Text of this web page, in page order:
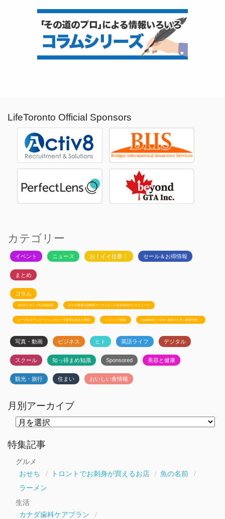
LifeToronto Official Sponsors
カテゴリー
イベント ニュース お！イイ仕事！ セール＆お得情報
まとめ
コラム
JSSのトロント生活相談室 カナダ政府公認移民コンサルタント白石有紀のビザニュース
メープルエデュケーションのカナダ留学お役立ち情報 トロント不動産 Ayudanteの「GA4: 基本から学ぶ最新分析」
写真・動画 ビジネス ヒト 英語ライフ デジタル
スクール 知っ得まめ知識 Sponsored 美容と健康
観光・旅行 住まい おいしい食情報
月別アーカイブ
ー
カ
特集記事
グルメ
おせち
トロントでお刺身が買えるお店
魚の名前
ラーメン
生活
カナダ歯科ケアプラン